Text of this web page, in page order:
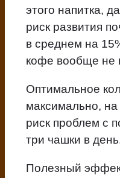
этого напитка,
риск развития
в среднем на
кофе вообще не
Оптимальное
максимально,
риск проблем с
три чашки в
Полезный